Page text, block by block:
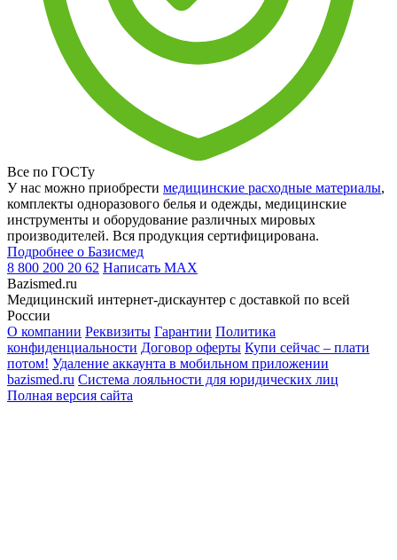
Все по ГОСТу
У нас можно приобрести медицинские расходные материалы,
комплекты одноразового белья и одежды, медицинские
инструменты и оборудование различных мировых
производителей. Вся продукция сертифицирована.
Подробнее о Базисмед
8 800 200 20 62 Написать MAX
Bazismed.ru
Медицинский интернет-дискаунтер с доставкой по всей
России
О компании Реквизиты Гарантии Политика
конфиденциальности Договор оферты Купи сейчас – плати
потом! Удаление аккаунта в мобильном приложении
bazismed.ru Система лояльности для юридических лиц
Полная версия сайта